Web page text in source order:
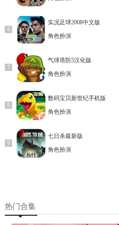
实况足球2008中文版
角色扮演
气球塔防5汉化版
角色扮演
数码宝贝新世纪手机版
角色扮演
七日杀最新版
角色扮演
热门合集